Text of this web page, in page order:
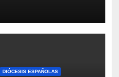
DIÓCESIS ESPAÑOLAS